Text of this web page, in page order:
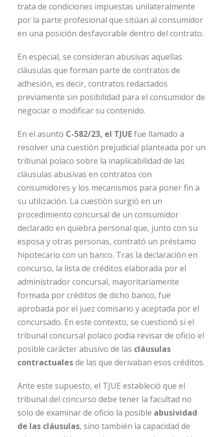
trata de condiciones impuestas unilateralmente
por la parte profesional que sitúan al consumidor
en una posición desfavorable dentro del contrato.
En especial, se consideran abusivas aquellas
cláusulas que forman parte de contratos de
adhesión, es decir, contratos redactados
previamente sin posibilidad para el consumidor de
negociar o modificar su contenido.
En el asunto C-582/23, el TJUEfue llamado a
resolver una cuestión prejudicial planteada por un
tribunal polaco sobre la inaplicabilidad de las
cláusulas abusivas en contratos con
consumidores y los mecanismos para poner fin a
su utilización. La cuestión surgió en un
procedimiento concursal de un consumidor
declarado en quiebra personal que, junto con su
esposa y otras personas, contrató un préstamo
hipotecario con un banco. Tras la declaración en
concurso, la lista de créditos elaborada por el
administrador concursal, mayoritariamente
formada por créditos de dicho banco, fue
aprobada por el juez comisario y aceptada por el
concursado. En este contexto, se cuestionó si el
tribunal concursal polaco podía revisar de oficio el
posible carácter abusivo de las cláusulas
contractualesde las que derivaban esos créditos.
Ante este supuesto, el TJUE estableció que el
tribunal del concurso debe tener la facultad no
solo de examinar de oficio la posible abusividad
de las cláusulas, sino también la capacidad de